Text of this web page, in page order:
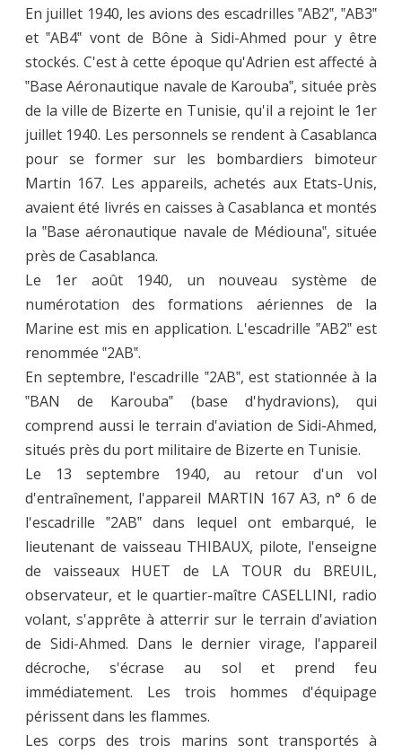
En juillet 1940, les avions des escadrilles ‟AB2‟, ‟AB3‟
et ‟AB4‟ vont de Bône à Sidi-Ahmed pour y être
stockés. C'est à cette époque qu'Adrien est affecté à
‟Base Aéronautique navale de Karouba‟, située près
de la ville de Bizerte en Tunisie, qu'il a rejoint le 1er
juillet 1940. Les personnels se rendent à Casablanca
pour se former sur les bombardiers bimoteur
Martin 167. Les appareils, achetés aux Etats-Unis,
avaient été livrés en caisses à Casablanca et montés
la ‟Base aéronautique navale de Médiouna‟, située
près de Casablanca.
Le 1er août 1940, un nouveau système de
numérotation des formations aériennes de la
Marine est mis en application. L'escadrille ‟AB2‟ est
renommée ‟2AB‟.
En septembre, l'escadrille ‟2AB‟, est stationnée à la
‟BAN de Karouba‟ (base d'hydravions), qui
comprend aussi le terrain d'aviation de Sidi-Ahmed,
situés près du port militaire de Bizerte en Tunisie.
Le 13 septembre 1940, au retour d'un vol
d'entraînement, l'appareil MARTIN 167 A3, n° 6 de
l'escadrille ‟2AB‟ dans lequel ont embarqué, le
lieutenant de vaisseau THIBAUX, pilote, l'enseigne
de vaisseaux HUET de LA TOUR du BREUIL,
observateur, et le quartier-maître CASELLINI, radio
volant, s'apprête à atterrir sur le terrain d'aviation
de Sidi-Ahmed. Dans le dernier virage, l'appareil
décroche, s'écrase au sol et prend feu
immédiatement. Les trois hommes d'équipage
périssent dans les flammes.
Les corps des trois marins sont transportés à